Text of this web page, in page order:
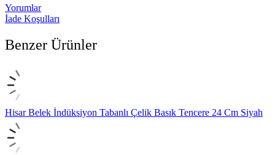
Yorumlar
İade Koşulları
Benzer Ürünler
Hisar Belek İndüksiyon Tabanlı Çelik Basık Tencere 24 Cm Siyah